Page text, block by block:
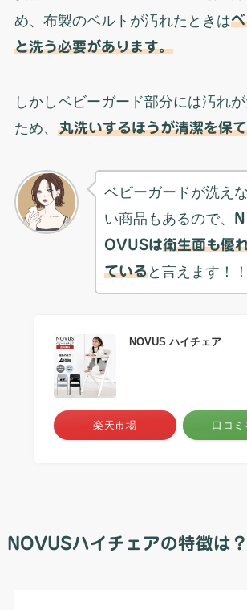
め、布製のベルトが汚れたときは
と洗う必要があります。
しかしベビーガード部分には汚れ
ため、
丸洗いするほうが清潔を保
ベビーガードが洗えな
い商品もあるので、
N
OVUSは衛生面も優
ていると言えます！！
NOVUS ハイチェア
楽天市場 口コミ
NOVUSハイチェアの特徴は？